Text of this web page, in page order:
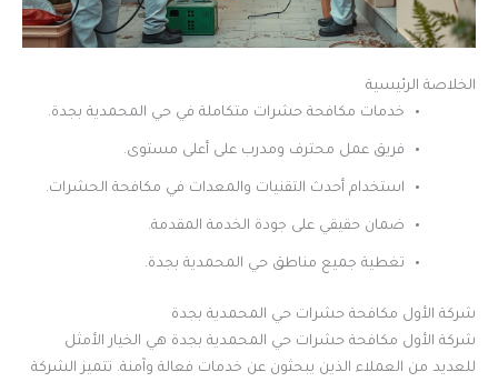
الخلاصة الرئيسية
خدمات مكافحة حشرات متكاملة في حي المحمدية بجدة.
فريق عمل محترف ومدرب على أعلى مستوى.
استخدام أحدث التقنيات والمعدات في مكافحة الحشرات.
ضمان حقيقي على جودة الخدمة المقدمة.
تغطية جميع مناطق حي المحمدية بجدة.
شركة الأول مكافحة حشرات حي المحمدية بجدة
شركة الأول مكافحة حشرات حي المحمدية بجدة هي الخيار الأمثل
للعديد من العملاء الذين يبحثون عن خدمات فعالة وآمنة. تتميز الشركة